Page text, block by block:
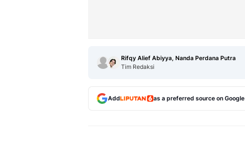
Rifqy Alief Abiyya, Nanda Perdana Putra
Tim Redaksi
Add as a preferred source on Google